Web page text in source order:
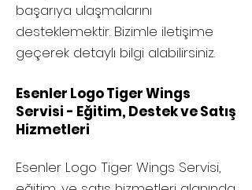
başarıya ulaşmalarını
desteklemektir. Bizimle iletişime
geçerek detaylı bilgi alabilirsiniz.
Esenler Logo Tiger Wings
Servisi - Eğitim, Destek ve Satış
Hizmetleri
Esenler Logo Tiger Wings Servisi,